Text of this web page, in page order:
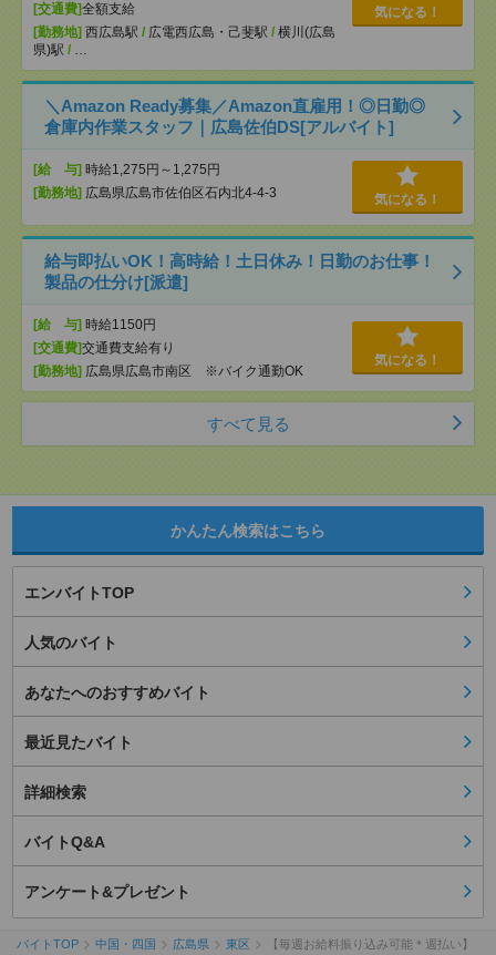
[交通費]全額支給
[勤務地] 西広島駅 / 広電西広島・己斐駅 / 横川(広島
県)駅 / …
気になる！
＼Amazon Ready募集／Amazon直雇用！◎日勤◎
倉庫内作業スタッフ｜広島佐伯DS[アルバイト]
[給 与] 時給1,275円～1,275円
[勤務地] 広島県広島市佐伯区石内北4-4-3 気になる！
給与即払いOK！高時給！土日休み！日勤のお仕事！
製品の仕分け[派遣]
[給 与] 時給1150円
[交通費]交通費支給有り
[勤務地] 広島県広島市南区 ※バイク通勤OK
気になる！
すべて見る
かんたん検索はこちら
エンバイトTOP
人気のバイト
あなたへのおすすめバイト
最近見たバイト
詳細検索
バイトQ&A
アンケート&プレゼント
バイトTOP 中国・四国 広島県 東区 【毎週お給料振り込み可能＊週払い】